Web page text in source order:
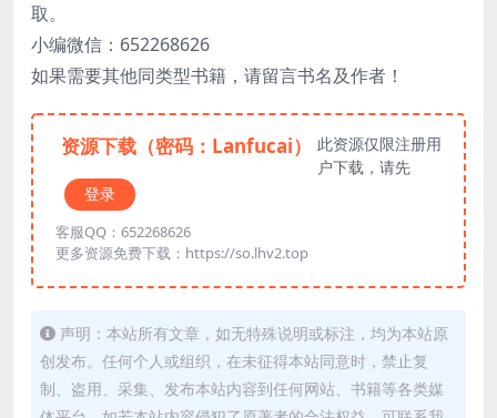
取。
小编微信：652268626
如果需要其他同类型书籍，请留言书名及作者！
资源下载（密码：Lanfucai）
此资源仅限注册用
户下载，请先
登录
客服QQ：652268626
更多资源免费下载：https://so.lhv2.top
声明：本站所有文章，如无特殊说明或标注，均为本站原
创发布。任何个人或组织，在未征得本站同意时，禁止复
制、盗用、采集、发布本站内容到任何网站、书籍等各类媒